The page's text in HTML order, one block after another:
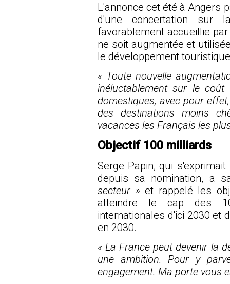
L'annonce cet été à Angers
d'une concertation
favorablement accueillie
ne soit augmentée et
le développement
« Toute nouvelle
inéluctablement sur le
domestiques, avec pour
des destinations moins
vacances les Français les
Objectif 100 milliards
Serge Papin, qui
depuis sa nomination, a
secteur » et rappelé les
atteindre le cap des
internationales d'ici 2030 et
en 2030.
« La France peut devenir la
une ambition. Pour y
engagement. Ma porte vous